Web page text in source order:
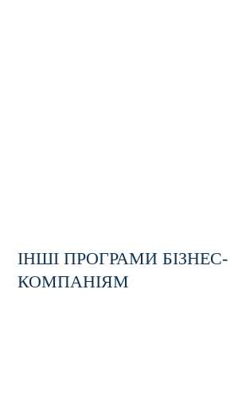
ІНШІ ПРОГРАМИ БІЗНЕС-
КОМПАНІЯМ
ТРЕНІНГ